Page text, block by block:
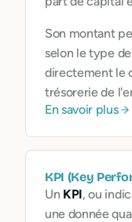
Son montant
selon le type
directement le
trésorerie de
En savoir plus
KPI (Key
Un KPI, ou
une donnée